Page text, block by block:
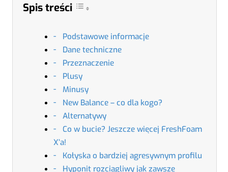
Spis treści
Podstawowe informacje
Dane techniczne
Przeznaczenie
Plusy
Minusy
New Balance – co dla kogo?
Alternatywy
Co w bucie? Jeszcze więcej FreshFoam
X’a!
Kołyska o bardziej agresywnym profilu
Hyponit rozciągliwy jak zawsze